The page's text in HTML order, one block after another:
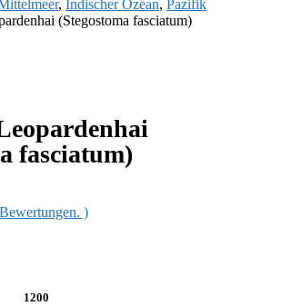
, Indischer Ozean, Pazifik
(Stegostoma fasciatum)
fasciatum)
)